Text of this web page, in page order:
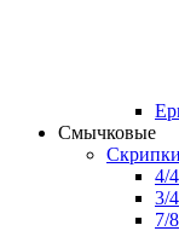
Смычковые
Скрипки
4/4
3/4
7/8